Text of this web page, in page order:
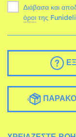
Διάβασα και
όροι της